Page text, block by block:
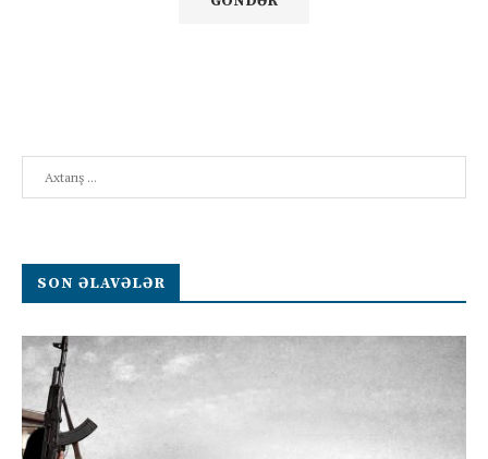
SON ƏLAVƏLƏR